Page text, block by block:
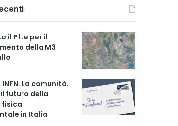
il Pfte per il
della M3
INFN. La comunità,
futuro della
fisica
in Italia